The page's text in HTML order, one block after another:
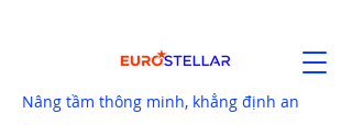
Nâng tầm thông minh, khẳng định an